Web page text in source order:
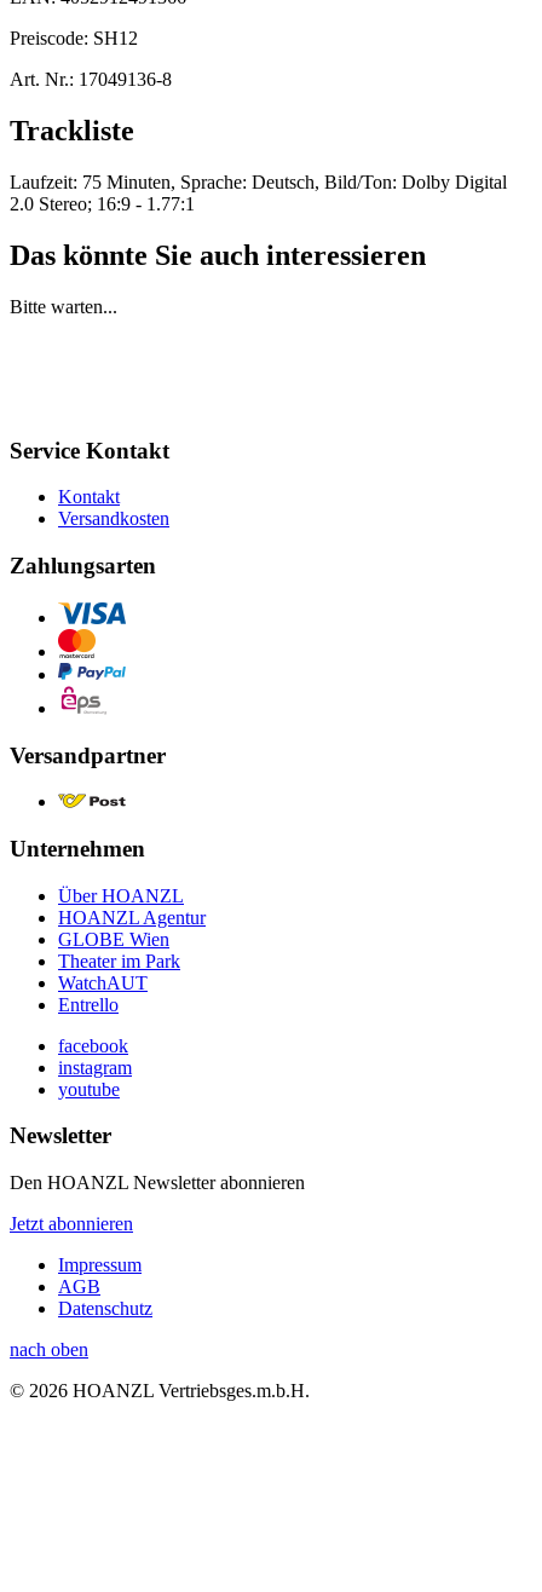
Preiscode: SH12
Art. Nr.: 17049136-8
Trackliste
Laufzeit: 75 Minuten, Sprache: Deutsch, Bild/Ton: Dolby Digital
2.0 Stereo; 16:9 - 1.77:1
Das könnte Sie auch interessieren
Bitte warten...
Service Kontakt
Kontakt
Versandkosten
Zahlungsarten
Versandpartner
Unternehmen
Über HOANZL
HOANZL Agentur
GLOBE Wien
Theater im Park
WatchAUT
Entrello
facebook
instagram
youtube
Newsletter
Den HOANZL Newsletter abonnieren
Jetzt abonnieren
Impressum
AGB
Datenschutz
nach oben
© 2026 HOANZL Vertriebsges.m.b.H.